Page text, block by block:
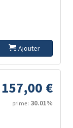
Ajouter
157,00 €
prime : 30.01%